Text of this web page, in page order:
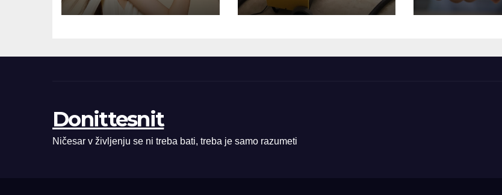
Donittesnit
Ničesar v življenju se ni treba bati, treba je samo razumeti